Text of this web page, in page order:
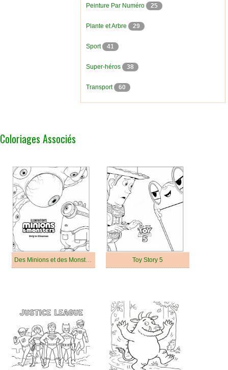
Peinture Par Numéro 25
Plante et Arbre 29
Sport 41
Super-héros 38
Transport 60
Coloriages Associés
Des Minions et des Monstres Toy Story 5